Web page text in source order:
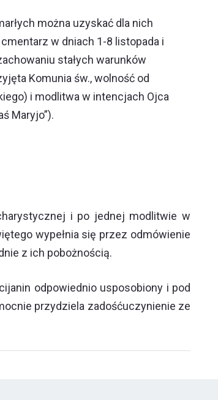
można uzyskać dla nich
w dniach 1-8 listopada i
stałych warunków
Komunia św., wolność od
i modlitwa w intencjach Ojca
Maryjo”).
i po jednej modlitwie w
wypełnia się przez odmówienie
z ich pobożnością.
odpowiednio usposobiony i pod
przydziela zadośćuczynienie ze